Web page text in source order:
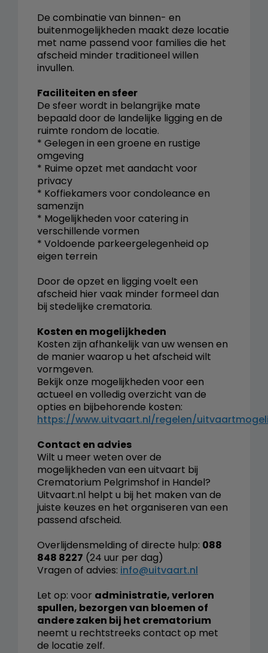
De combinatie van binnen- en
buitenmogelijkheden maakt deze locatie
met name passend voor families die het
afscheid minder traditioneel willen
invullen.
Faciliteiten en sfeer
De sfeer wordt in belangrijke mate
bepaald door de landelijke ligging en de
ruimte rondom de locatie.
* Gelegen in een groene en rustige
omgeving
* Ruime opzet met aandacht voor
privacy
* Koffiekamers voor condoleance en
samenzijn
* Mogelijkheden voor catering in
verschillende vormen
* Voldoende parkeergelegenheid op
eigen terrein
Door de opzet en ligging voelt een
afscheid hier vaak minder formeel dan
bij stedelijke crematoria.
Kosten en mogelijkheden
Kosten zijn afhankelijk van uw wensen en
de manier waarop u het afscheid wilt
vormgeven.
Bekijk onze mogelijkheden voor een
actueel en volledig overzicht van de
opties en bijbehorende kosten:
https://www.uitvaart.nl/regelen/
Contact en advies
Wilt u meer weten over de
mogelijkheden van een uitvaart bij
Crematorium Pelgrimshof in Handel?
Uitvaart.nl helpt u bij het maken van de
juiste keuzes en het organiseren van een
passend afscheid.
Overlijdensmelding of directe hulp: 088
848 8227 (24 uur per dag)
Vragen of advies: info@uitvaart.nl
Let op: voor administratie, verloren
spullen, bezorgen van bloemen of
andere zaken bij het crematorium
neemt u rechtstreeks contact op met
de locatie zelf.